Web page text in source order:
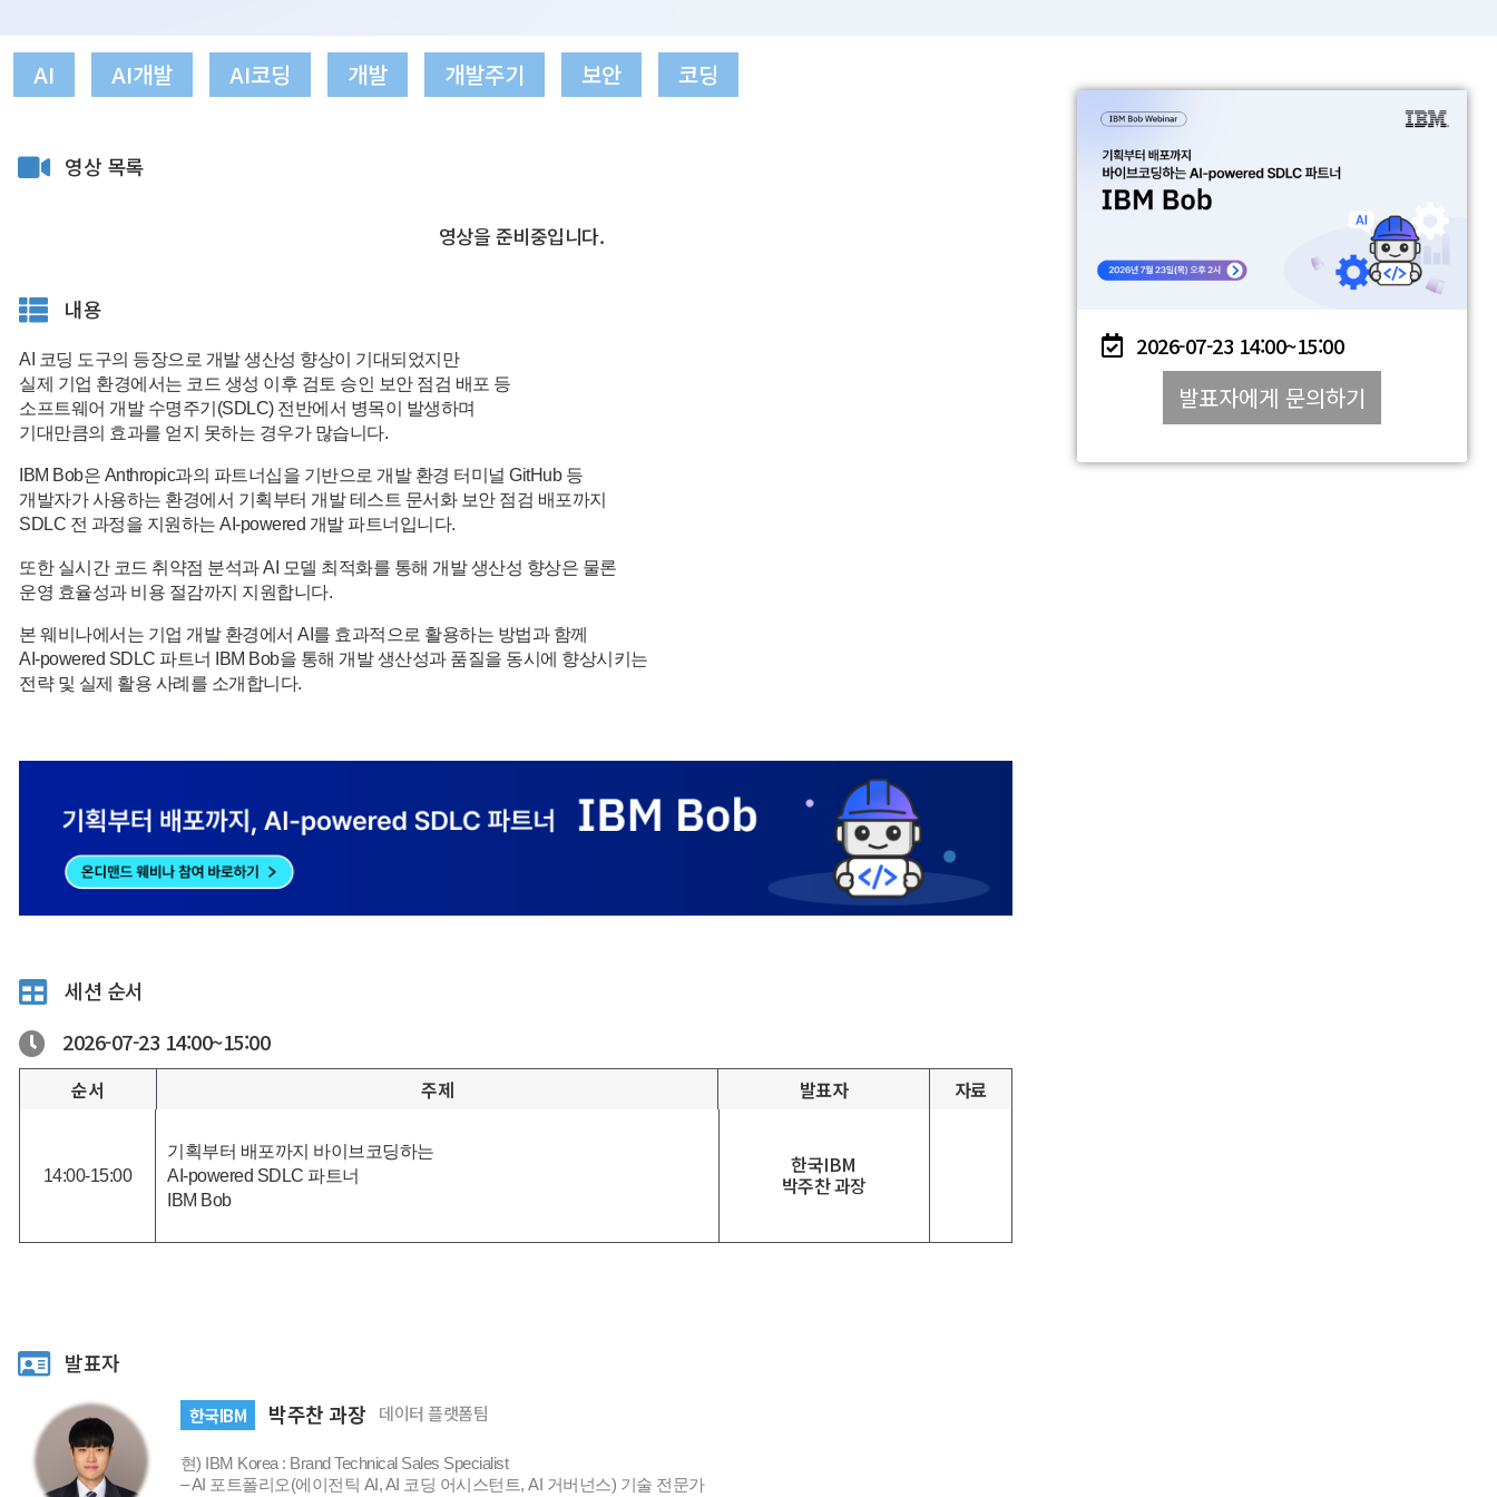
AI AI개발 AI코딩 개발 개발주기 보안 코딩
영상 목록
영상을 준비중입니다.
내용
AI 코딩 도구의 등장으로 개발 생산성 향상이 기대되었지만
실제 기업 환경에서는 코드 생성 이후 검토 승인 보안 점검 배포 등
소프트웨어 개발 수명주기(SDLC) 전반에서 병목이 발생하며
기대만큼의 효과를 얻지 못하는 경우가 많습니다.
IBM Bob은 Anthropic과의 파트너십을 기반으로 개발 환경 터미널 GitHub 등
개발자가 사용하는 환경에서 기획부터 개발 테스트 문서화 보안 점검 배포까지
SDLC 전 과정을 지원하는 AI-powered 개발 파트너입니다.
또한 실시간 코드 취약점 분석과 AI 모델 최적화를 통해 개발 생산성 향상은 물론
운영 효율성과 비용 절감까지 지원합니다.
본 웨비나에서는 기업 개발 환경에서 AI를 효과적으로 활용하는 방법과 함께
AI-powered SDLC 파트너 IBM Bob을 통해 개발 생산성과 품질을 동시에 향상시키는
전략 및 실제 활용 사례를 소개합니다.
2026-07-23 14:00~15:00
발표자에게 문의하기
세션 순서
2026-07-23 14:00~15:00
순서 주제 발표자 자료
14:00-15:00
기획부터 배포까지 바이브코딩하는
AI-powered SDLC 파트너
IBM Bob
한국IBM
박주찬 과장
발표자
한국IBM 박주찬 과장 데이터 플랫폼팀
현) IBM Korea : Brand Technical Sales Specialist
– AI 포트폴리오(에이전틱 AI, AI 코딩 어시스턴트, AI 거버넌스) 기술 전문가